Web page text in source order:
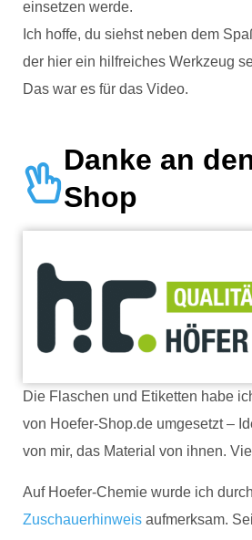
einsetzen werde.
Ich hoffe, du siehst neben dem
der hier ein hilfreiches Werkzeug
Das war es für das Video.
Danke an
Shop
Die Flaschen und Etiketten habe
von Hoefer-Shop.de umgesetzt –
von mir, das Material von ihnen.
Auf Hoefer-Chemie wurde ich
Zuschauerhinweis aufmerksam.